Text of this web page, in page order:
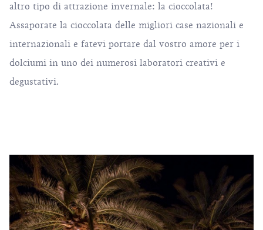
altro tipo di attrazione invernale: la cioccolata!
Assaporate la cioccolata delle migliori case nazionali e
internazionali e fatevi portare dal vostro amore per i
dolciumi in uno dei numerosi laboratori creativi e
degustativi.